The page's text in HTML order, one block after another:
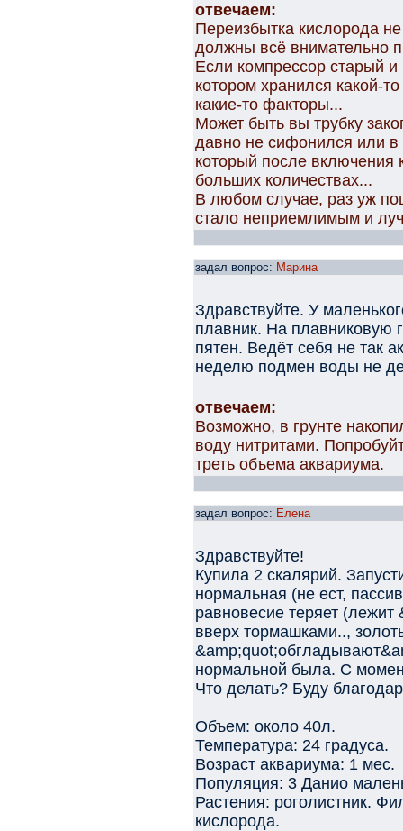
отвечаем:
Переизбытка кислорода
должны всё внимательно
Если компрессор старый
котором хранился какой-
какие-то факторы...
Может быть вы трубку
давно не сифонился или в
который после включения
больших количествах...
В любом случае, раз уж
стало неприемлимым и
задал вопрос: Марина
Здравствуйте. У
плавник. На плавниковую
пятен. Ведёт себя не так
неделю подмен воды не
отвечаем:
Возможно, в грунте
воду нитритами.
треть объема аквариума.
задал вопрос: Елена
Здравствуйте!
Купила 2 скалярий.
нормальная (не ест,
равновесие теряет (лежит
вверх тормашками..,
нормальной была. С
Что делать? Буду
Объем: около 40л.
Температура: 24 градуса.
Возраст аквариума: 1 мес.
Популяция: 3 Данио
Растения: роголистник.
кислорода.